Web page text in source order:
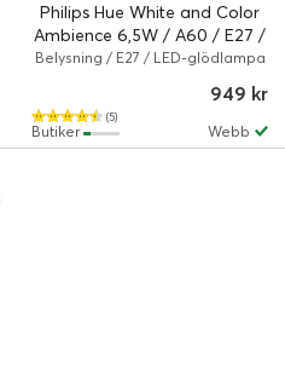
Philips Hue White and Color
Ambience 6,5W / A60 / E27 /
2-pack
Belysning / E27 / LED-glödlampa
vitt ljus / Philips Hue White and
Color Ambiance
(5)
949 kr
Webb
Butiker